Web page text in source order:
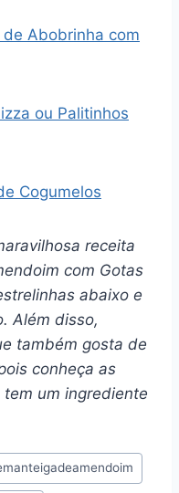
de Abobrinha com
ou Palitinhos
Cogumelos
receita
com Gotas
abaixo e
Além disso,
também gosta de
conheça as
um ingrediente